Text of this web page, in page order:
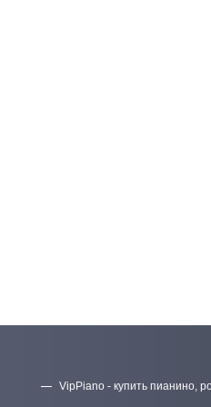
VipPiano - купить пианино,